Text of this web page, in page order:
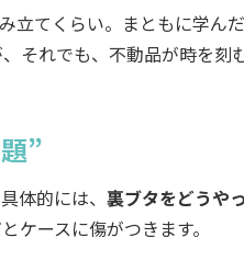
立てくらい。まともに学ん
それでも、不動品が時を
”
体的には、 裏ブタをどうや
ケースに傷がつきます。